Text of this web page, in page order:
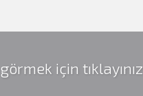
için tıklayınız